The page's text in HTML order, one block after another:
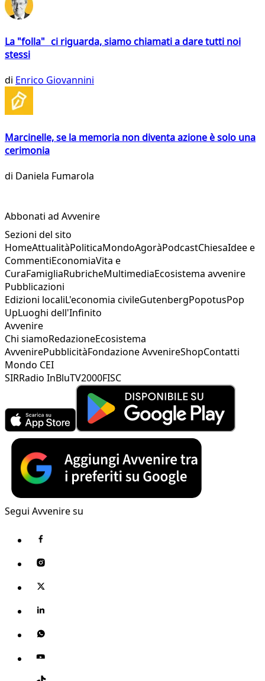
La "folla" ci riguarda, siamo chiamati a dare tutti noi
stessi
di Enrico Giovannini
Marcinelle, se la memoria non diventa azione è solo una
cerimonia
di Daniela Fumarola
Abbonati ad Avvenire
Sezioni del sito
HomeAttualitàPoliticaMondoAgoràPodcastChiesaIdee e
CommentiEconomiaVita e
CuraFamigliaRubricheMultimediaEcosistema avvenire
Pubblicazioni
Edizioni localiL'economia civileGutenbergPopotusPop
UpLuoghi dell'Infinito
Avvenire
Chi siamoRedazioneEcosistema
AvvenirePubblicitàFondazione AvvenireShopContatti
Mondo CEI
SIRRadio InBluTV2000FISC
Segui Avvenire su